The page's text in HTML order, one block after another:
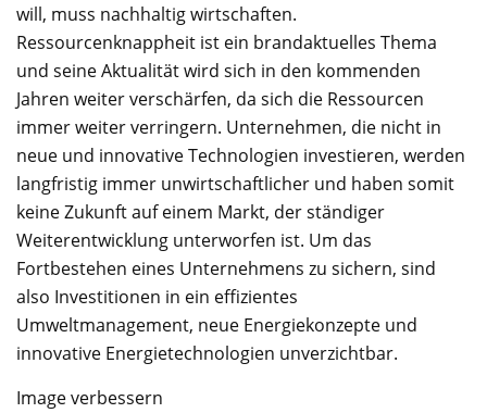
will, muss nachhaltig wirtschaften.
Ressourcenknappheit ist ein brandaktuelles Thema
und seine Aktualität wird sich in den kommenden
Jahren weiter verschärfen, da sich die Ressourcen
immer weiter verringern. Unternehmen, die nicht in
neue und innovative Technologien investieren, werden
langfristig immer unwirtschaftlicher und haben somit
keine Zukunft auf einem Markt, der ständiger
Weiterentwicklung unterworfen ist. Um das
Fortbestehen eines Unternehmens zu sichern, sind
also Investitionen in ein effizientes
Umweltmanagement, neue Energiekonzepte und
innovative Energietechnologien unverzichtbar.
Image verbessern